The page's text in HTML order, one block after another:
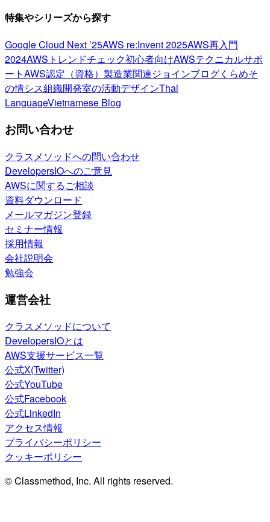
特集やシリーズから探す
Google Cloud Next ’25AWS re:Invent 2025AWS再入門
2024AWSトレンドチェック初心者向けAWSテクニカルサポ
ートAWS認定（資格） 製造業関連ジョインブログくらめそ
の情シス組織開発室の活動デザインThai
LanguageVietnamese Blog
お問い合わせ
クラスメソッドへの問い合わせ
DevelopersIOへのご意見
AWSに関するご相談
資料ダウンロード
メールマガジン登録
セミナー情報
採用情報
会社説明会
勉強会
運営会社
クラスメソッドについて
DevelopersIOとは
AWS支援サービス一覧
公式X(Twitter)
公式YouTube
公式Facebook
公式LinkedIn
アクセス情報
プライバシーポリシー
クッキーポリシー
© Classmethod, Inc. All rights reserved.